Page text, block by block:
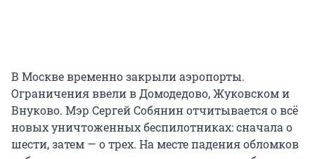
В Москве временно закрыли аэропорты.
Ограничения ввели в Домодедово, Жуковском и
Внуково. Мэр Сергей Собянин отчитывается о всё
новых уничтоженных беспилотниках: сначала о
шести, затем — о трех. На месте падения обломков